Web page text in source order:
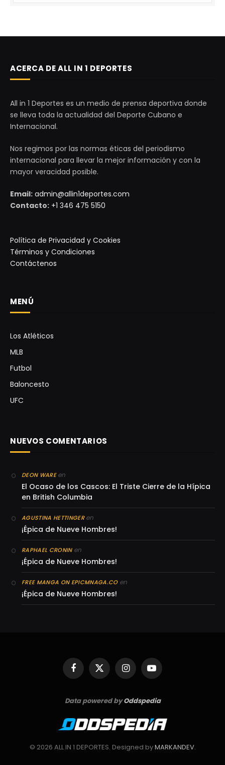
ACERCA DE ALL IN 1 DEPORTES
All in 1 Deportes es un medio de prensa deportiva donde
se lleva toda la actualidad del Deporte Cubano e
Internacional.
Nos regimos por las normas éticas del periodismo
internacional para llevar la mejor información y con la
mayor veracidad posible.
Email: admin@allin1deportes.com
Contacto: +1 346 475 5150
Política de Privacidad y Cookies
Términos y Condiciones
Contáctenos
MENÚ
Los Atléticos
MLB
Futbol
Baloncesto
UFC
NUEVOS COMENTARIOS
DEON WAREen
El Ocaso de los Cascos: El Triste Cierre de la Hípica
en British Columbia
AGUSTINA HETTINGERen
¡Épica de Nueve Hombres!
RAPHAEL CRONINen
¡Épica de Nueve Hombres!
FREE MANGA ON EPICMNAGA.COen
¡Épica de Nueve Hombres!
Facebook
X
(Twitter)
InstagramYouTube
Data powered byOddspedia
© 2026 ALL IN 1 DEPORTES. Designed byMARKANDEV.